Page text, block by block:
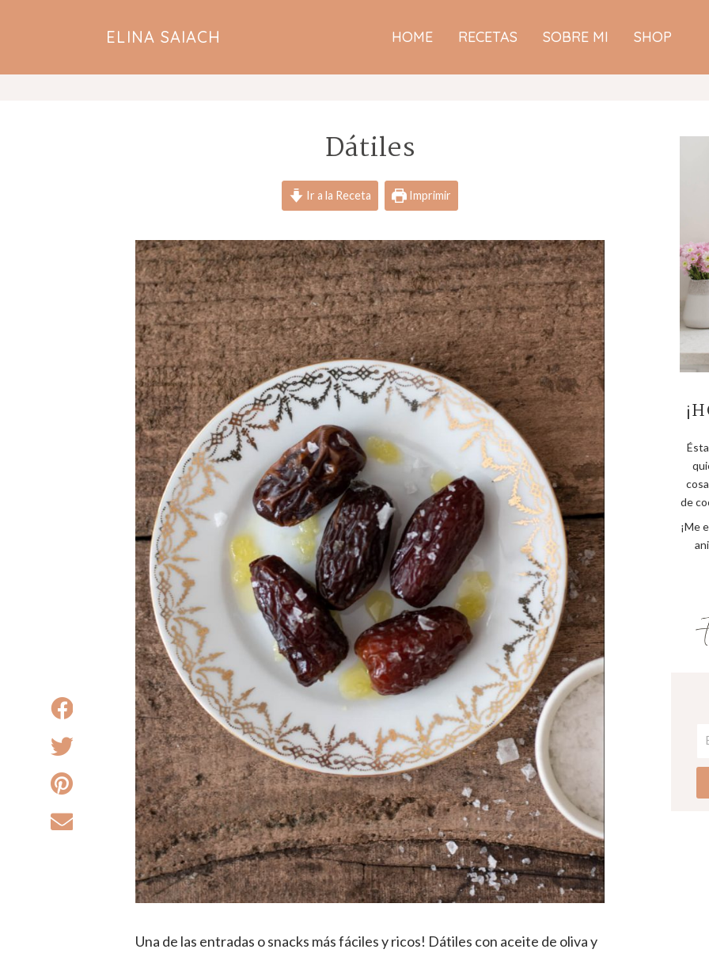
ELINA SAIACH HOME RECETAS SOBRE MI SHOP
Dátiles
Ir a la Receta Imprimir
Una de las entradas o snacks más fáciles y ricos! Dátiles con aceite de oliva y
de
¡Me